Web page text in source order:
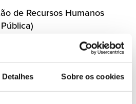
Detalhes Sobre os cookies
de Recursos Humanos
Pública -
e Autarquias Locais
de Género